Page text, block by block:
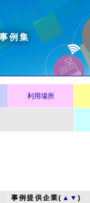
例集
利用場所
事例提供企業( ▲ ▼)